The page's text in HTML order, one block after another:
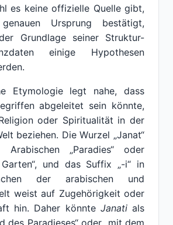
es keine offizielle Quelle gibt,
Ursprung bestätigt,
Grundlage seiner Struktur-
einige Hypothesen
Etymologie legt nahe, dass
abgeleitet sein könnte,
oder Spiritualität in der
beziehen. Die Wurzel „Janat“
„Paradies“ oder
Garten“, und das Suffix „-i“ in
der arabischen und
weist auf Zugehörigkeit oder
hin. Daher könnte Janatials
des Paradieses“ oder „mit dem